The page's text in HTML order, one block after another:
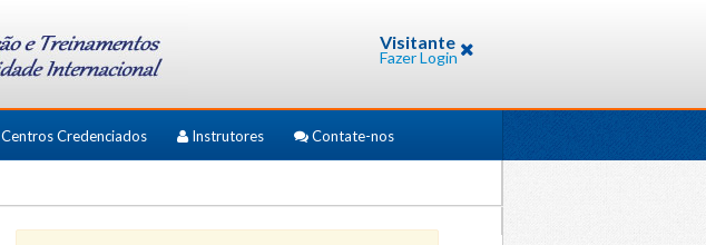
Visitante
Fazer Login
Centros Credenciados Instrutores Contate-nos